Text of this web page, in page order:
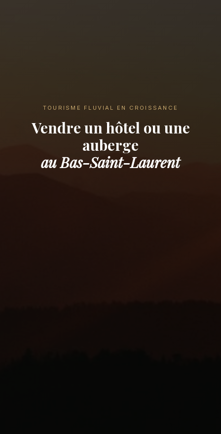
TOURISME FLUVIAL EN CROISSANCE
Vendre un hôtel ou une
auberge
au Bas-Saint-Laurent